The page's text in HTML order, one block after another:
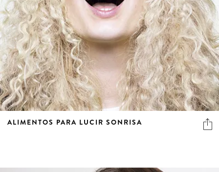
ALIMENTOS PARA LUCIR SONRISA